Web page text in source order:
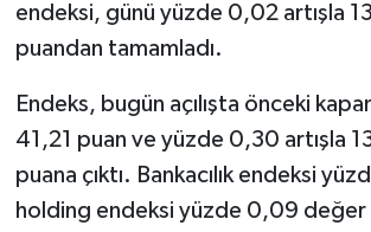
endeksi, günü yüzde 0,02 artışla
puandan tamamladı.
Endeks, bugün açılışta önceki
41,21 puan ve yüzde 0,30 artışla
puana çıktı. Bankacılık endeksi
holding endeksi yüzde 0,09 değer